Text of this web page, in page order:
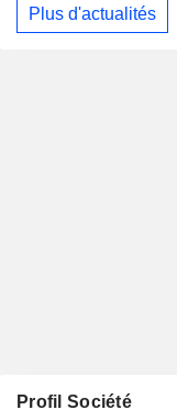
Plus d'actualités
Profil Société